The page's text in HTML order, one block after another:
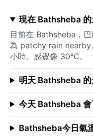
現在 Bathsheba 的
目前在 Bathsheba，
為 patchy rain nearby
小時。感覺像 30°C。
明天 Bathsheba 的
今天 Bathsheba 會
Bathsheba今日氣